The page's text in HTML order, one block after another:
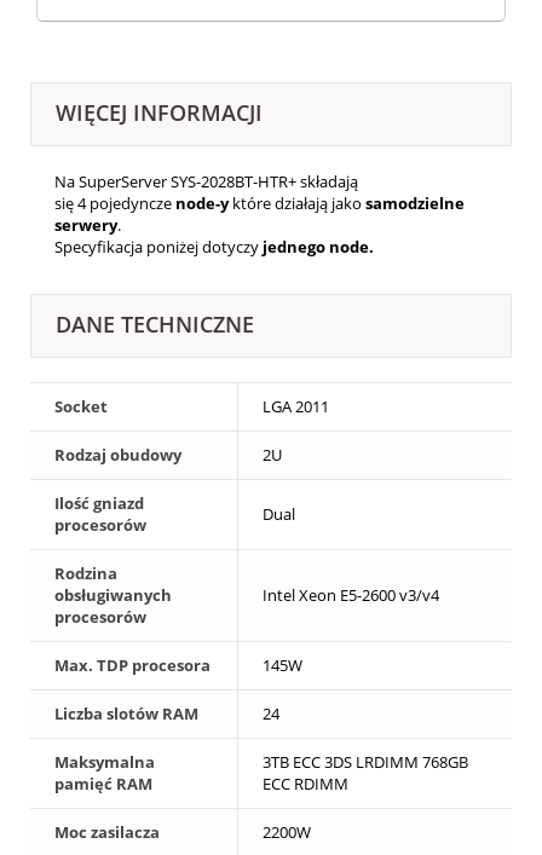
WIĘCEJ INFORMACJI
Na SuperServer SYS-2028BT-HTR+ składają
się 4 pojedyncze node-yktóre działają jako samodzielne
serwery.
Specyfikacja poniżej dotyczy jednego node.
DANE TECHNICZNE
Socket LGA 2011
Rodzaj obudowy 2U
Ilość gniazd
procesorów
Dual
Rodzina
obsługiwanych
procesorów
Intel Xeon E5-2600 v3/v4
Max. TDP procesora 145W
Liczba slotów RAM 24
Maksymalna
pamięć RAM
3TB ECC 3DS LRDIMM 768GB
ECC RDIMM
Moc zasilacza 2200W